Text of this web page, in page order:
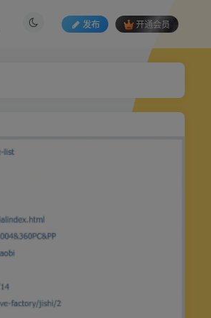
发布 开通会员